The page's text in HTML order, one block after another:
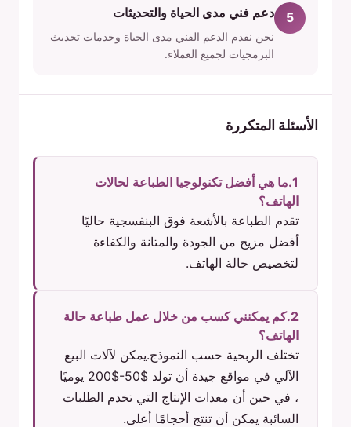
5 دعم فني مدى الحياة والتحديثات
نحن نقدم الدعم الفني مدى الحياة وخدمات تحديث
البرمجيات لجميع العملاء.
الأسئلة المتكررة
1.ما هي أفضل تكنولوجيا الطباعة لحالات
الهاتف؟
تقدم الطباعة بالأشعة فوق البنفسجية حاليًا
أفضل مزيج من الجودة والمتانة والكفاءة
لتخصيص حالة الهاتف.
2.كم يمكنني كسب من خلال عمل طباعة حالة
الهاتف؟
تختلف الربحية حسب النموذج.يمكن لآلات البيع
الآلي في مواقع جيدة أن تولد $50-$200 يوميًا
، في حين أن معدات الإنتاج التي تخدم الطلبات
السائبة يمكن أن تنتج أحجامًا أعلى.